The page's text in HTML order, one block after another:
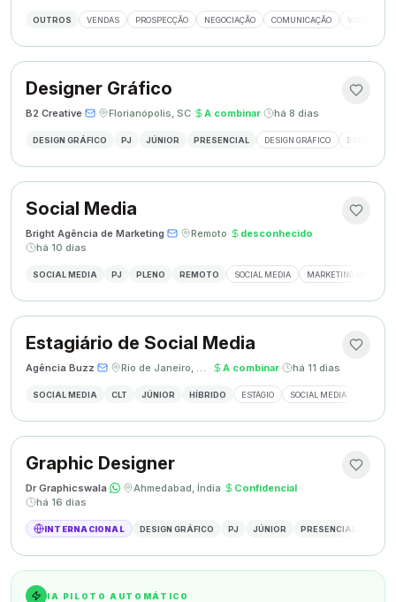
OUTROS VENDAS PROSPECÇÃO NEGOCIAÇÃO COMUNICAÇÃO VISITAS
Designer Gráfico
B2 Creative· · Florianópolis, SC· A combinar· há 8 dias
DESIGN GRÁFICO PJ JÚNIOR PRESENCIAL DESIGN GRÁFICO ESTÁGIO
Social Media
Bright Agência de Marketing· · Remoto· desconhecido·
há 10 dias
SOCIAL MEDIA PJ PLENO REMOTO SOCIAL MEDIA MARKETING DIGITAL
Estagiário de Social Media
Agência Buzz· · Rio de Janeiro, Brasil · A combinar· há 11 dias
SOCIAL MEDIA CLT JÚNIOR HÍBRIDO ESTÁGIO SOCIAL MEDIA
Graphic Designer
Dr Graphicswala· · Ahmedabad, Índia· Confidencial·
há 16 dias
INTERNACIONAL DESIGN GRÁFICO PJ JÚNIOR PRESENCIAL
IA PILOTO AUTOMÁTICO